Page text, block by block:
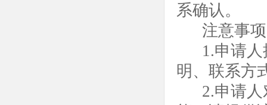
系确认。
注意事
1.申请
明、联系方
2.申请